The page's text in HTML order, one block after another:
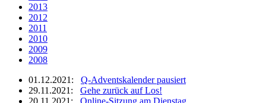
2013
2012
2011
2010
2009
2008
01.12.2021: Q-Adventskalender pausiert
29.11.2021: Gehe zurück auf Los!